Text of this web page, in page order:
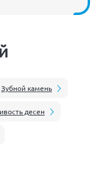
Зубной камень
десен